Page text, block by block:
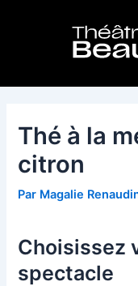
Thé à la
citron
Par Magalie
Choisissez
spectacle